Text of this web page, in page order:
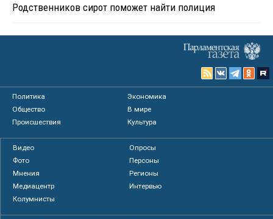
Родственников сирот поможет найти полиция
Политика
Экономика
Общество
В мире
Происшествия
Культура
Видео
Опросы
Фото
Персоны
Мнения
Регионы
Медиацентр
Интервью
Колумнисты